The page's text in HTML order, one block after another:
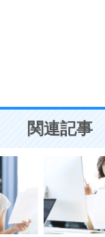
ことが大切。
関連記事